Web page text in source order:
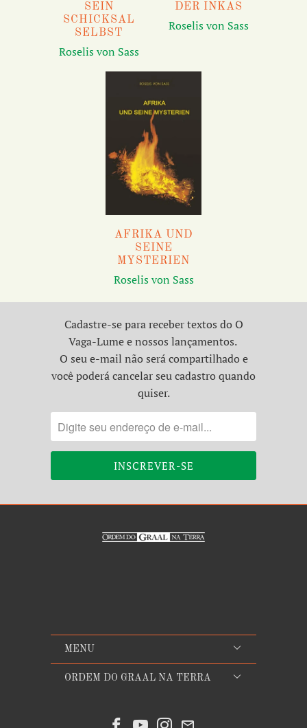
SEIN
SCHICKSAL
SELBST
Roselis von Sass
DER INKAS
Roselis von Sass
AFRIKA UND
SEINE
MYSTERIEN
Roselis von Sass
Cadastre-se para receber textos do O
Vaga-Lume e nossos lançamentos.
O seu e-mail não será compartilhado e
você poderá cancelar seu cadastro quando
quiser.
MENU
ORDEM DO GRAAL NA TERRA